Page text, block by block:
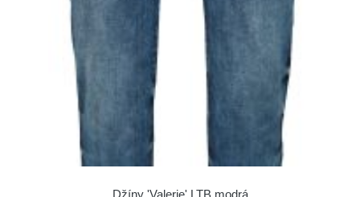
Džíny 'Valerie' LTB modrá